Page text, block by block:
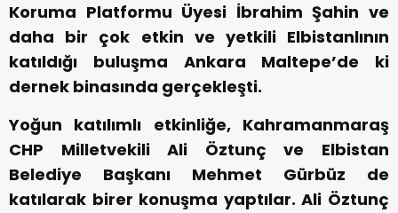
Koruma Platformu Üyesi İbrahim Şahin ve
daha bir çok etkin ve yetkili Elbistanlının
katıldığı buluşma Ankara Maltepe’de ki
dernek binasında gerçekleşti.
Yoğun katılımlı etkinliğe, Kahramanmaraş
CHP Milletvekili Ali Öztunç ve Elbistan
Belediye Başkanı Mehmet Gürbüz de
katılarak birer konuşma yaptılar. Ali Öztunç